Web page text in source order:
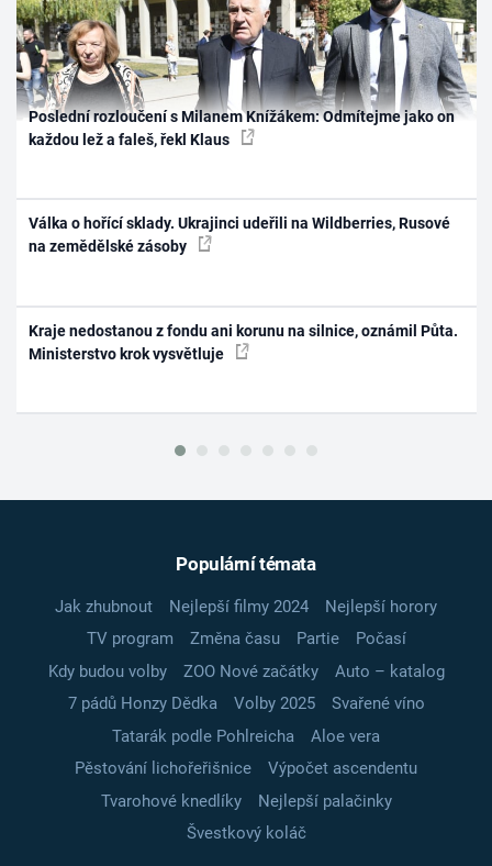
Poslední rozloučení s Milanem Knížákem: Odmítejme jako on
každou lež a faleš, řekl Klaus
Válka o hořící sklady. Ukrajinci udeřili na Wildberries, Rusové
na zemědělské zásoby
Kraje nedostanou z fondu ani korunu na silnice, oznámil Půta.
Ministerstvo krok vysvětluje
Populární témata
Jak zhubnout Nejlepší filmy 2024
Nejlepší horory
TV program
Změna času Partie
Počasí
Kdy budou volby
ZOO Nové začátky
Auto – katalog
7 pádů Honzy Dědka
Volby 2025
Svařené víno
Tatarák podle Pohlreicha
Aloe vera
Pěstování lichořeřišnice
Výpočet ascendentu
Tvarohové knedlíky
Nejlepší palačinky
Švestkový koláč